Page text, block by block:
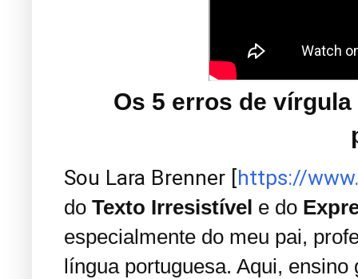
Os 5 erros de
Sou Lara Brenner [https://
do Texto Irresistível e do
especialmente do meu pai,
língua portuguesa. Aqui,